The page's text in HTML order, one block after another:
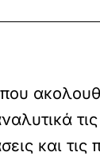
και τις